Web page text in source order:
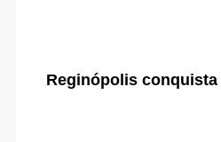
Reginópolis conquista